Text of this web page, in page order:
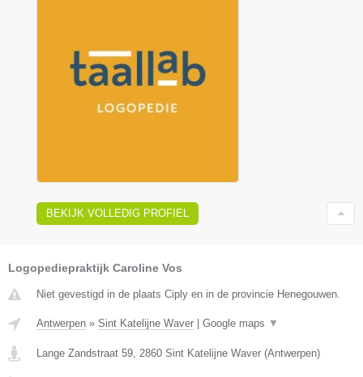
BEKIJK VOLLEDIG PROFIEL
Logopediepraktijk Caroline Vos
Niet gevestigd in de plaats Ciply en in de provincie Henegouwen.
Antwerpen » Sint Katelijne Waver Google maps ▼
Lange Zandstraat 59, 2860 Sint Katelijne Waver (Antwerpen)